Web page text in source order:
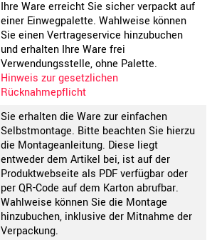
Ihre Ware erreicht Sie sicher verpackt auf
einer Einwegpalette. Wahlweise können
Sie einen Vertrageservice hinzubuchen
und erhalten Ihre Ware frei
Verwendungsstelle, ohne Palette.
Hinweis zur gesetzlichen
Rücknahmepflicht
Sie erhalten die Ware zur einfachen
Selbstmontage. Bitte beachten Sie hierzu
die Montageanleitung. Diese liegt
entweder dem Artikel bei, ist auf der
Produktwebseite als PDF verfügbar oder
per QR-Code auf dem Karton abrufbar.
Wahlweise können Sie die Montage
hinzubuchen, inklusive der Mitnahme der
Verpackung.